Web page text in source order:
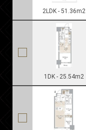
2LDK - 51.36m2
1DK - 25.54m2